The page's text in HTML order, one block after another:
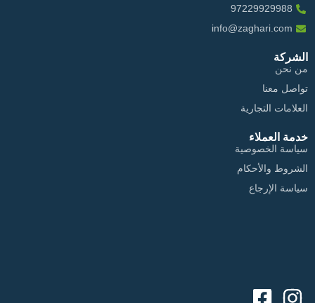
97229929988
info@zaghari.com
الشركة
من نحن
تواصل معنا
العلامات التجارية
خدمة العملاء
سياسة الخصوصية
الشروط والأحكام
سياسة الإرجاع